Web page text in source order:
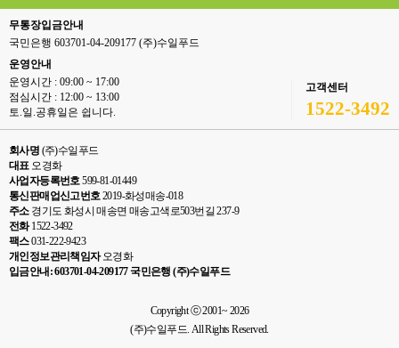
무통장입금안내
국민은행 603701-04-209177 (주)수일푸드
운영안내
운영시간 : 09:00 ~ 17:00
점심시간 : 12:00 ~ 13:00
토.일.공휴일은 쉽니다.
고객센터
1522-3492
회사명 (주)수일푸드
대표오경화
사업자등록번호599-81-01449
통신판매업신고번호2019-화성매송-018
주소경기도 화성시 매송면 매송고색로503번길 237-9
전화1522-3492
팩스031-222-9423
개인정보관리책임자오경화
입금안내: 603701-04-209177 국민은행 (주)수일푸드
Copyright ⓒ 2001~ 2026
(주)수일푸드. All Rights Reserved.